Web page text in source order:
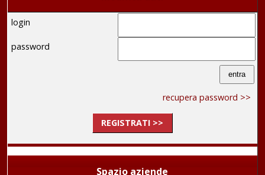
login
password
recupera password >>
REGISTRATI >>
Spazio aziende